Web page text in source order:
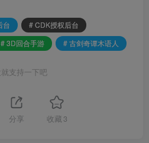
台
# CDK授权后台
# 3D回合手游 # 古剑奇谭木语人
就支持一下吧
分享 收藏 3